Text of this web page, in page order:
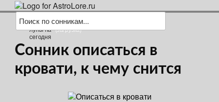
(загрузка)
Сонник описаться в
кровати, к чему снится